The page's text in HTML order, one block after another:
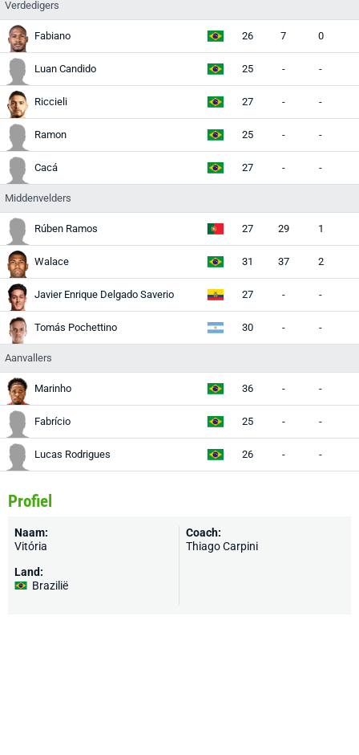
Verdedigers
Fabiano 26 7 0
Luan Candido 25 - -
Riccieli 27 - -
Ramon 25 - -
Cacá 27 - -
Middenvelders
Rúben Ramos 27 29 1
Walace 31 37 2
Javier Enrique Delgado Saverio 27 - -
Tomás Pochettino 30 - -
Aanvallers
Marinho 36 - -
Fabrício 25 - -
Lucas Rodrigues 26 - -
Profiel
Naam:
Vitória
Land:
Brazilië
Coach:
Thiago Carpini